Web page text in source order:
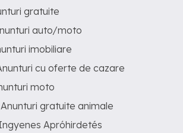
gratuite
auto/moto
imobiliare
cu oferte de cazare
moto
gratuite animale
Apróhirdetés